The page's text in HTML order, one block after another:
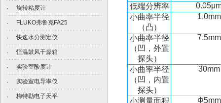
· 旋转粘度计
· FLUKO弗鲁克FA25
· 快速水分测定仪
· 恒温鼓风干燥箱
· 实验室酸度计
· 实验室电导率仪
· 梅特勒电子天平
低端分辨率
小曲率半径
（凸）
1.0mm
小曲率半径
（凹，外置
探头）
7.5mm
小曲率半径
（凹，内置
探头）
30mm
小测量面积 Φ5mm